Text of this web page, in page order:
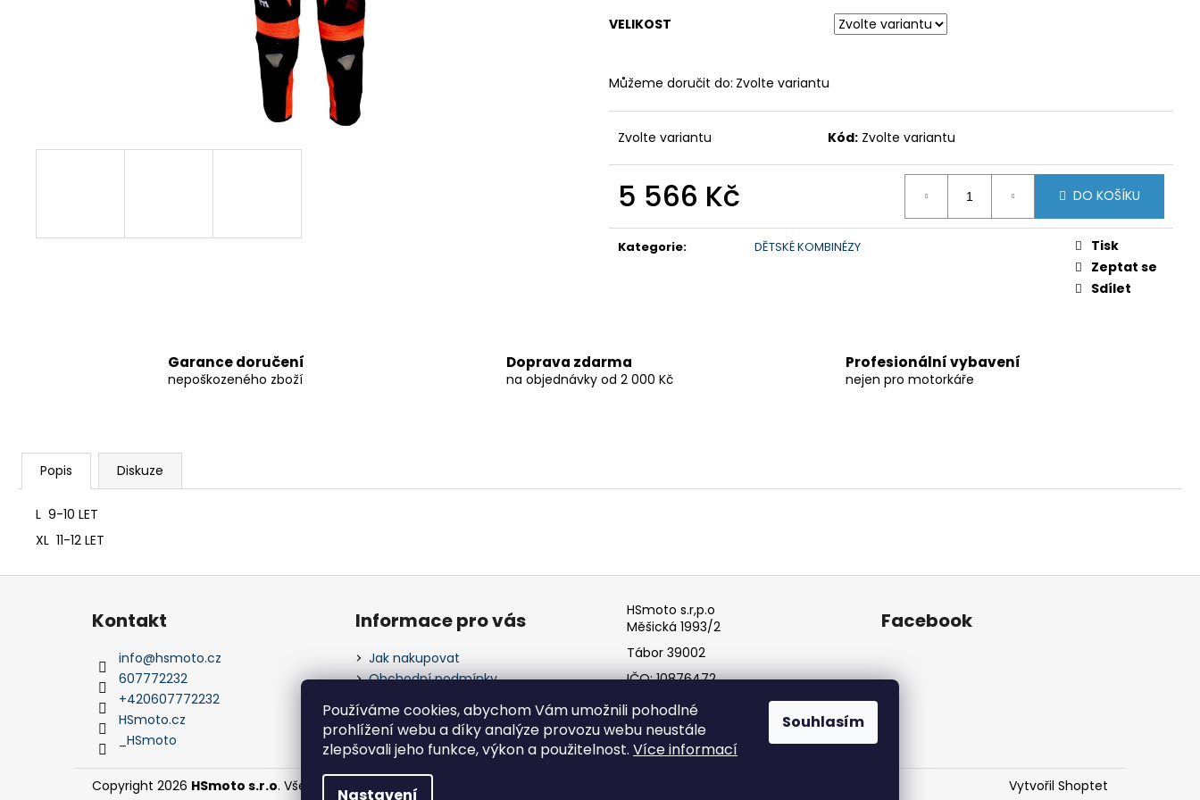
Používáme cookies, abychom Vám umožnili pohodlné
prohlížení webu a díky analýze provozu webu neustále
zlepšovali jeho funkce, výkon a použitelnost. Více informací
Nastavení
Souhlasím
VELIKOST
Můžeme doručit do: Zvolte variantu
Zvolte variantu Kód: Zvolte variantu
5 566 Kč
cena:
DO KOŠÍKU
Kategorie: DĚTSKÉ KOMBINÉZY
Tisk
Zeptat se
Sdílet
Garance doručení
nepoškozeného zboží
Doprava zdarma
na objednávky od 2 000 Kč
Profesionální vybavení
nejen pro motorkáře
Popis Diskuze
L 9-10 LET
XL 11-12 LET
Z
Kontakt
info@hsmoto.cz
607772232
+420607772232
HSmoto.cz
_HSmoto
Informace pro vás
Jak nakupovat
Obchodní podmínky
údajů
HSmoto s.r,p.o
Měšická 1993/2
Tábor 39002
IČO: 10876472
Facebook
Vytvořil Shoptet
Copyright 2026 HSmoto s.r.o. Všechna práva vyhrazena.